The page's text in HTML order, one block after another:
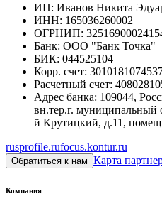
ИП: Иванов Никита
ИНН: 165036260002
ОГРНИП:
Банк: ООО "Банк Точка"
БИК: 044525104
Корр. счет:
Расчетный счет:
Адрес банка: 109044,
вн.тер.г.
й Крутицкий, д.11,
rusprofile.rufocus.kontur.ru
Обратиться к нам Карта
Компания